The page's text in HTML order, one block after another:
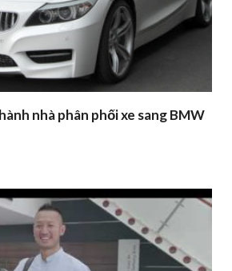
nhà phân phối xe sang BMW